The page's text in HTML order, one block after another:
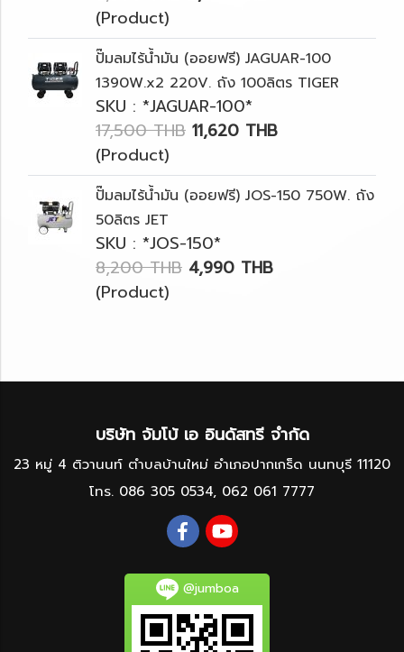
(Product)
ปั๊มลมไร้น้ำมัน (ออยฟรี) JAGUAR-100
1390W.x2 220V. ถัง 100ลิตร TIGER
SKU : *JAGUAR-100*
17,500 THB 11,620 THB
(Product)
ปั๊มลมไร้น้ำมัน (ออยฟรี) JOS-150 750W. ถัง
50ลิตร JET
SKU : *JOS-150*
8,200 THB 4,990 THB
(Product)
บริษัท จัมโบ้ เอ อินดัสทรี จำกัด
23 หมู่ 4 ติวานนท์ ตำบลบ้านใหม่ อำเภอปากเกร็ด นนทบุรี 11120
โทร. 086 305 0534, 062 061 7777
@jumboa